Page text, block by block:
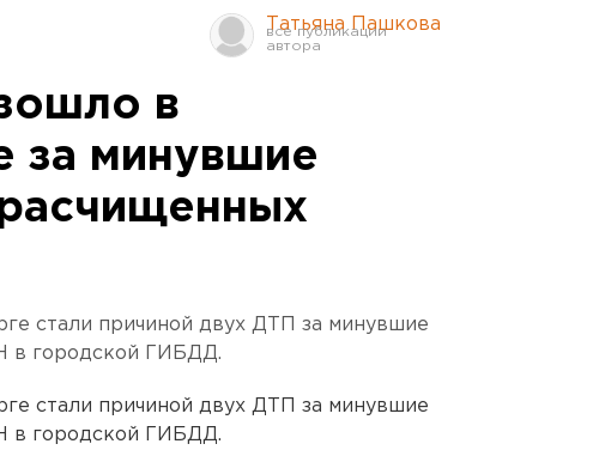
Татьяна Пашкова
в
за минувшие
стали причиной двух ДТП за минувшие
в городской ГИБДД.
стали причиной двух ДТП за минувшие
в городской ГИБДД.